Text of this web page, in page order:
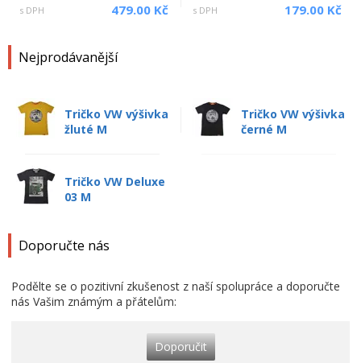
s DPH 479.00 Kč s DPH 179.00 Kč
Nejprodávanější
Tričko VW výšivka
žluté M
Tričko VW výšivka
černé M
Tričko VW Deluxe
03 M
Doporučte nás
Podělte se o pozitivní zkušenost z naší spolupráce a doporučte
nás Vašim známým a přátelům:
Doporučit